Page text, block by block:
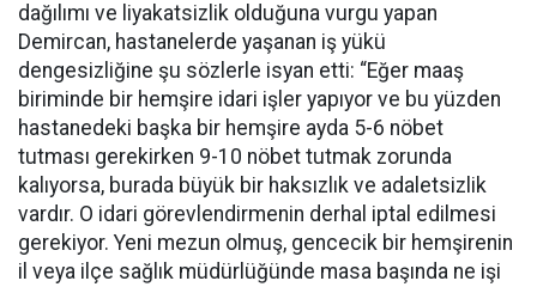
dağılımı ve liyakatsizlik olduğuna vurgu yapan
Demircan, hastanelerde yaşanan iş yükü
dengesizliğine şu sözlerle isyan etti: “Eğer maaş
biriminde bir hemşire idari işler yapıyor ve bu yüzden
hastanedeki başka bir hemşire ayda 5-6 nöbet
tutması gerekirken 9-10 nöbet tutmak zorunda
kalıyorsa, burada büyük bir haksızlık ve adaletsizlik
vardır. O idari görevlendirmenin derhal iptal edilmesi
gerekiyor. Yeni mezun olmuş, gencecik bir hemşirenin
il veya ilçe sağlık müdürlüğünde masa başında ne işi